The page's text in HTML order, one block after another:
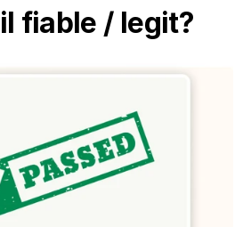
fiable / legit?